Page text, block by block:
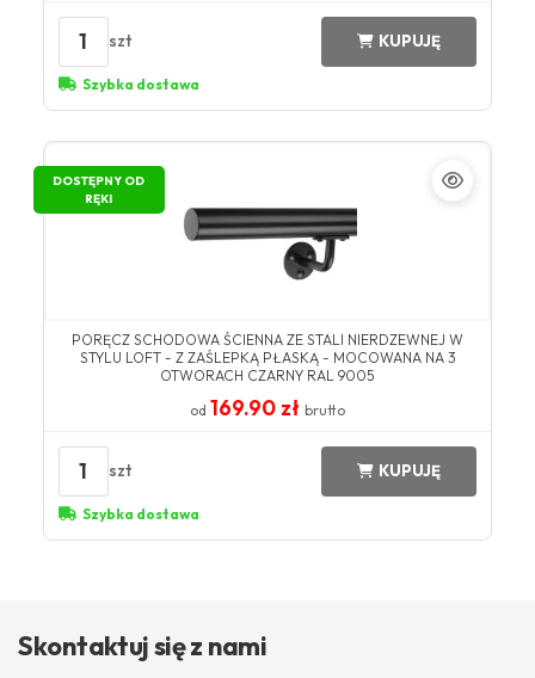
1 szt KUPUJĘ
Szybka dostawa
DOSTĘPNY OD
RĘKI
PORĘCZ SCHODOWA ŚCIENNA ZE STALI NIERDZEWNEJ W
STYLU LOFT - Z ZAŚLEPKĄ PŁASKĄ - MOCOWANA NA 3
OTWORACH CZARNY RAL 9005
od 169.90 zł brutto
1 szt KUPUJĘ
Szybka dostawa
Skontaktuj się z nami